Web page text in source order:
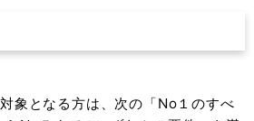
象となる方は、次の「No１のすべ